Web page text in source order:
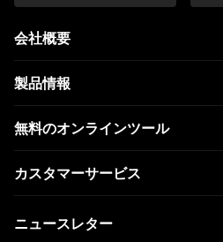
会社概要
製品情報
無料のオンラインツール
カスタマーサービス
ニュースレター